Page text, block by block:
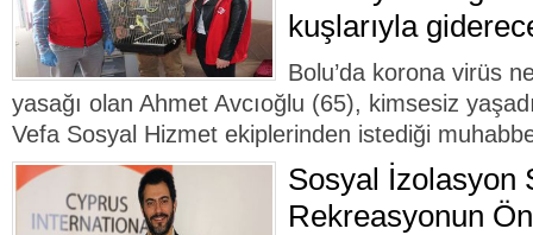
kuşlarıyla
Bolu’da korona virüs
yasağı olan Ahmet Avcıoğlu (65), kimsesiz
Vefa Sosyal Hizmet ekiplerinden istediği
Sosyal İzolasyon
Rekreasyonun